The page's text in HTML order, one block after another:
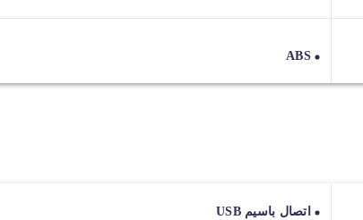
ABS
اتصال باسیم USB